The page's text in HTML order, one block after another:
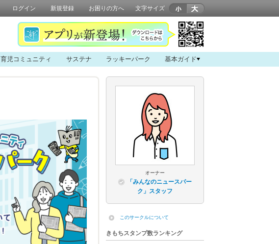
ログイン 新規登録 お困りの方へ 文字サイズ
育児コミュニティ サステナ ラッキーパーク 基本ガイド
オーナー
「みんなのニュースパー
ク」スタッフ
このサークルについて
きもちスタンプ数ランキング